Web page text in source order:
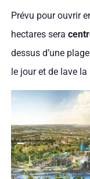
Prévu pour ouvrir
hectares sera
dessus d’une
le jour et de lave